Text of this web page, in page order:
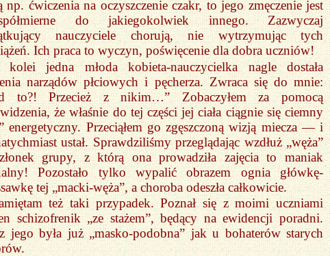
np. ćwiczenia na oczyszczenie czakr, to jego zmęczenie jest
do jakiegokolwiek innego. Zazwyczaj
nauczyciele chorują, nie wytrzymując tych
Ich praca to wyczyn, poświęcenie dla dobra uczniów!
kolei jedna młoda kobieta-nauczycielka nagle dostała
narządów płciowych i pęcherza. Zwraca się do mnie:
to?! Przecież z nikim…” Zobaczyłem za pomocą
że właśnie do tej części jej ciała ciągnie się ciemny
energetyczny. Przeciąłem go zgęszczoną wizją miecza — i
ustał. Sprawdziliśmy przeglądając wzdłuż „węża”
grupy, z którą ona prowadziła zajęcia to maniak
Pozostało tylko wypalić obrazem ognia główkę-
tej „macki-węża”, a choroba odeszła całkowicie.
też taki przypadek. Poznał się z moimi uczniami
schizofrenik „ze stażem”, będący na ewidencji poradni.
jego była już „masko-podobna” jak u bohaterów starych